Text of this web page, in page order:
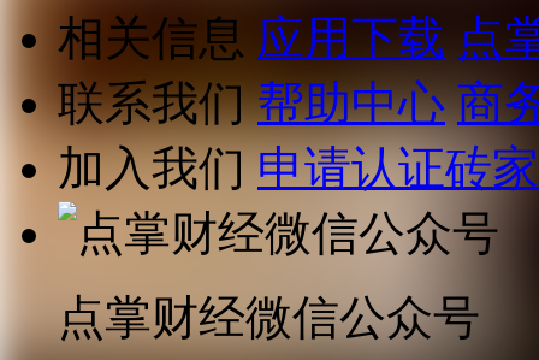
相关信息 应用下载 点
联系我们 帮助中心 商
加入我们 申请认证砖家
点掌财经微信公众号